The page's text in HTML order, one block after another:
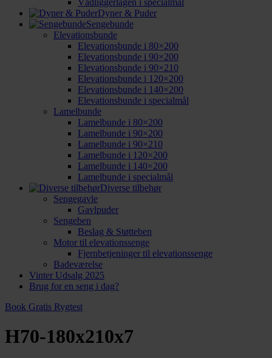
Vådliggerlagen i specialmål
Dyner & Puder
Sengebunde
Elevationsbunde
Elevationsbunde i 80×200
Elevationsbunde i 90×200
Elevationsbunde i 90×210
Elevationsbunde i 120×200
Elevationsbunde i 140×200
Elevationsbunde i specialmål
Lamelbunde
Lamelbunde i 80×200
Lamelbunde i 90×200
Lamelbunde i 90×210
Lamelbunde i 120×200
Lamelbunde i 140×200
Lamelbunde i specialmål
Diverse tilbehør
Sengegavle
Gavlpuder
Sengeben
Beslag & Støtteben
Motor til elevationssenge
Fjernbetjeninger til elevationssenge
Badeværelse
Vinter Udsalg 2025
Brug for en seng i dag?
Book Gratis Rygtest
H70-180x210x7